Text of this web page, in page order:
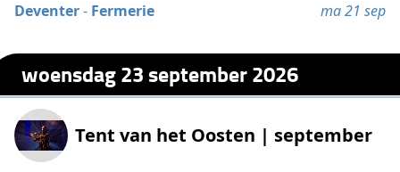
Deventer- Fermerie ma 21 sep
woensdag 23 september 2026
Tent van het Oosten | september